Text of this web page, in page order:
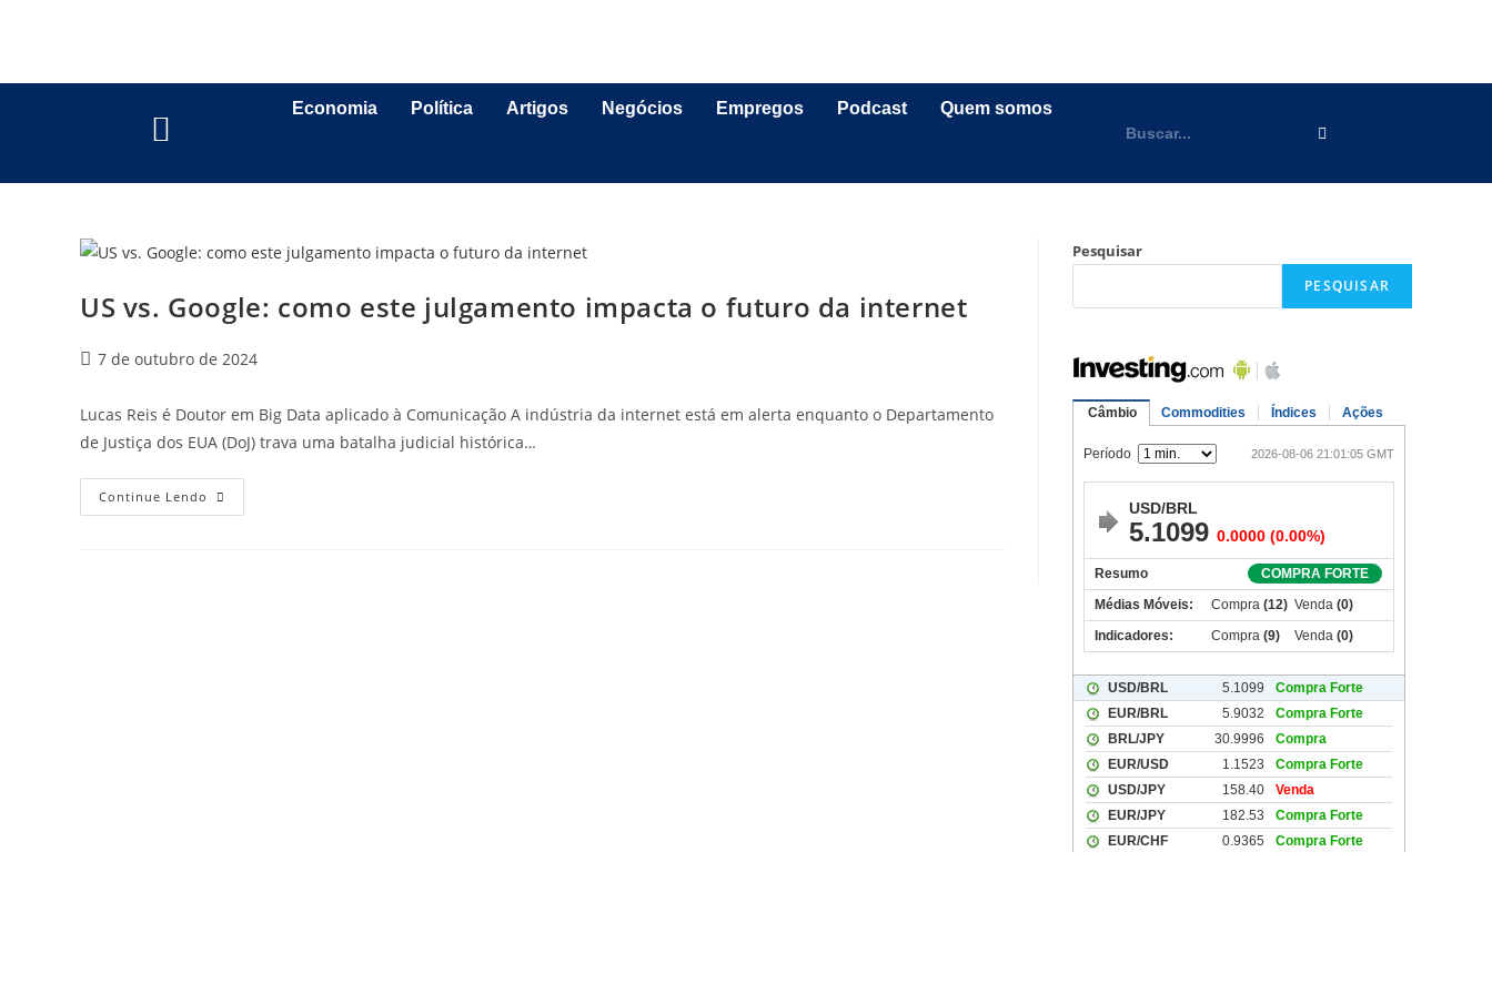
Economia Política Artigos Negócios Empregos Podcast Quem somos
US vs. Google: como este julgamento impacta o futuro da internet
7 de outubro de 2024
Lucas Reis é Doutor em Big Data aplicado à Comunicação A indústria da internet está em alerta enquanto o Departamento
de Justiça dos EUA (DoJ) trava uma batalha judicial histórica…
Continue Lendo
Pesquisar
PESQUISAR